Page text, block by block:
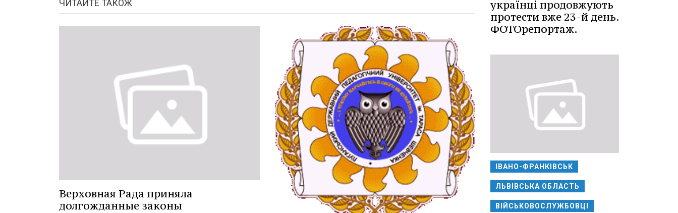
ЧИТАЙТЕ ТАКОЖ
Верховная Рада приняла
долгожданные законы
українці продовжують
протести вже 23-й день.
ФОТОрепортаж.
ІВАНО-ФРАНКІВСЬК
ЛЬВІВСЬКА ОБЛАСТЬ
ВІЙСЬКОВОСЛУЖБОВЦІ